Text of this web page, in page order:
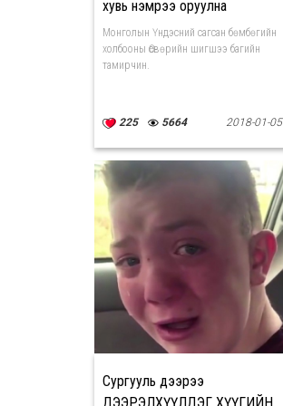
хувь нэмрээ оруулна
Монголын Үндэсний сагсан бөмбөгийн
холбооны Өсвөрийн шигшээ багийн
тамирчин.
225 5664 2018-01-05
Сургууль дээрээ